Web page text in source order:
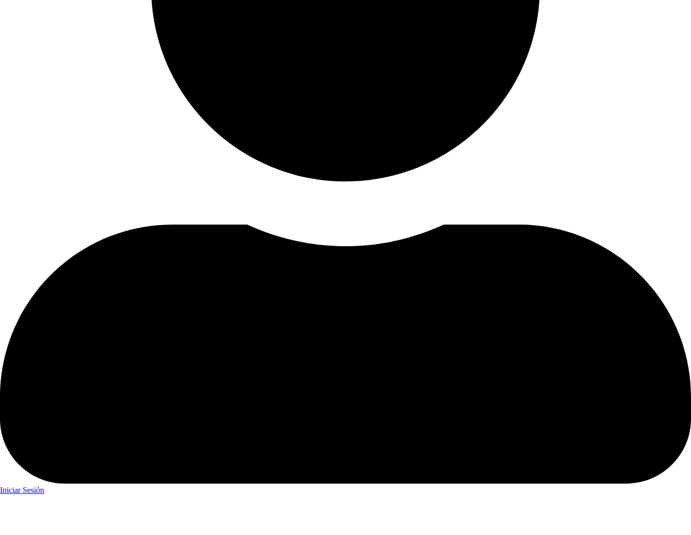
Iniciar Sesión